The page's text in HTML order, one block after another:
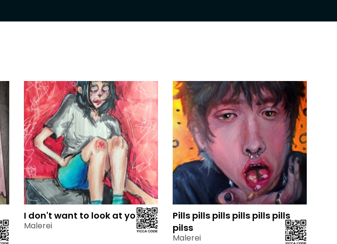
I don't want to look at you
Malerei
Pills pills pills pills pills pills
pilss
Malerei